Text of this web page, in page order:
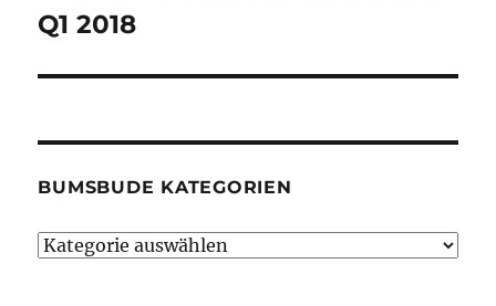
Beitrag:
Q1 2018
BUMSBUDE KATEGORIEN
Bumsbude